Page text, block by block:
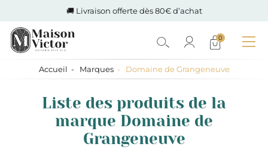
🚚 Livraison offerte dès 80€ d’achat
0
Accueil Marques Domaine de Grangeneuve
Liste des produits de la
marque Domaine de
Grangeneuve